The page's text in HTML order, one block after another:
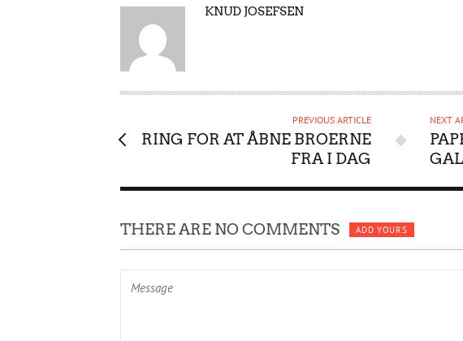
A
O
KNUD JOSEFSEN
PREVIOUS ARTICLE
RING FOR AT ÅBNE BROERNE
FRA I DAG
NEXT
THERE ARE NO COMMENTS ADD YOURS